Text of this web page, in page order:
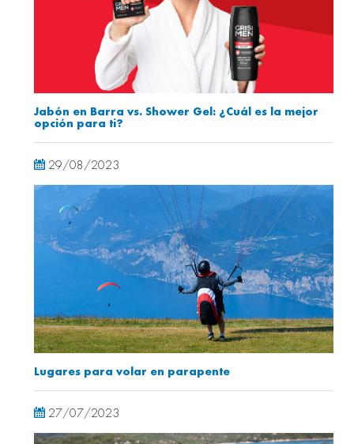
Jabón en Barra vs. Shower Gel: ¿Cuál es la mejor
opción para ti?
29/08/2023
Lugares para volar en parapente
27/07/2023